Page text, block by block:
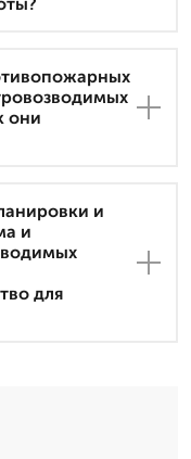
они
и
и
для